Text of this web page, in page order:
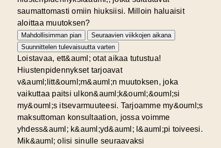
saumattomasti omiin hiuksiisi. Milloin haluaisit
aloittaa muutoksen?
Mahdollisimman pian
Seuraavien viikkojen aikana
Suunnittelen tulevaisuutta varten
Loistavaa, ett&auml; otat aikaa tutustua!
Hiustenpidennykset tarjoavat
v&auml;litt&ouml;m&auml;n muutoksen, joka
vaikuttaa paitsi ulkon&auml;k&ouml;&ouml;si
my&ouml;s itsevarmuuteesi. Tarjoamme my&ouml;s
maksuttoman konsultaation, jossa voimme
yhdess&auml; k&auml;yd&auml; l&auml;pi toiveesi.
Mik&auml; olisi sinulle seuraavaksi